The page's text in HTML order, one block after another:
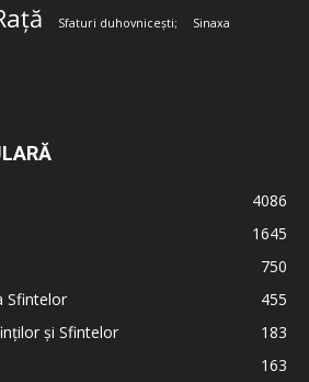
Sfaturi duhovnicești; Sinaxa
4086
1645
750
Sfintelor
455
și Sfintelor
183
163